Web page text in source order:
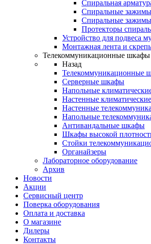
Спиральная
Спиральные
Спиральные
Протекторы
Устройство для подвеса
Монтажная лента и
Телекоммуникационные шкафы
Назад
Телекоммуникационные
Серверные шкафы
Напольные
Настенные
Настенные
Напольные
Антивандальные шкафы
Шкафы высокой
Стойки
Органайзеры
Лабораторное оборудование
Архив
Новости
Акции
Сервисный центр
Поверка оборудования
Оплата и доставка
О магазине
Дилеры
Контакты